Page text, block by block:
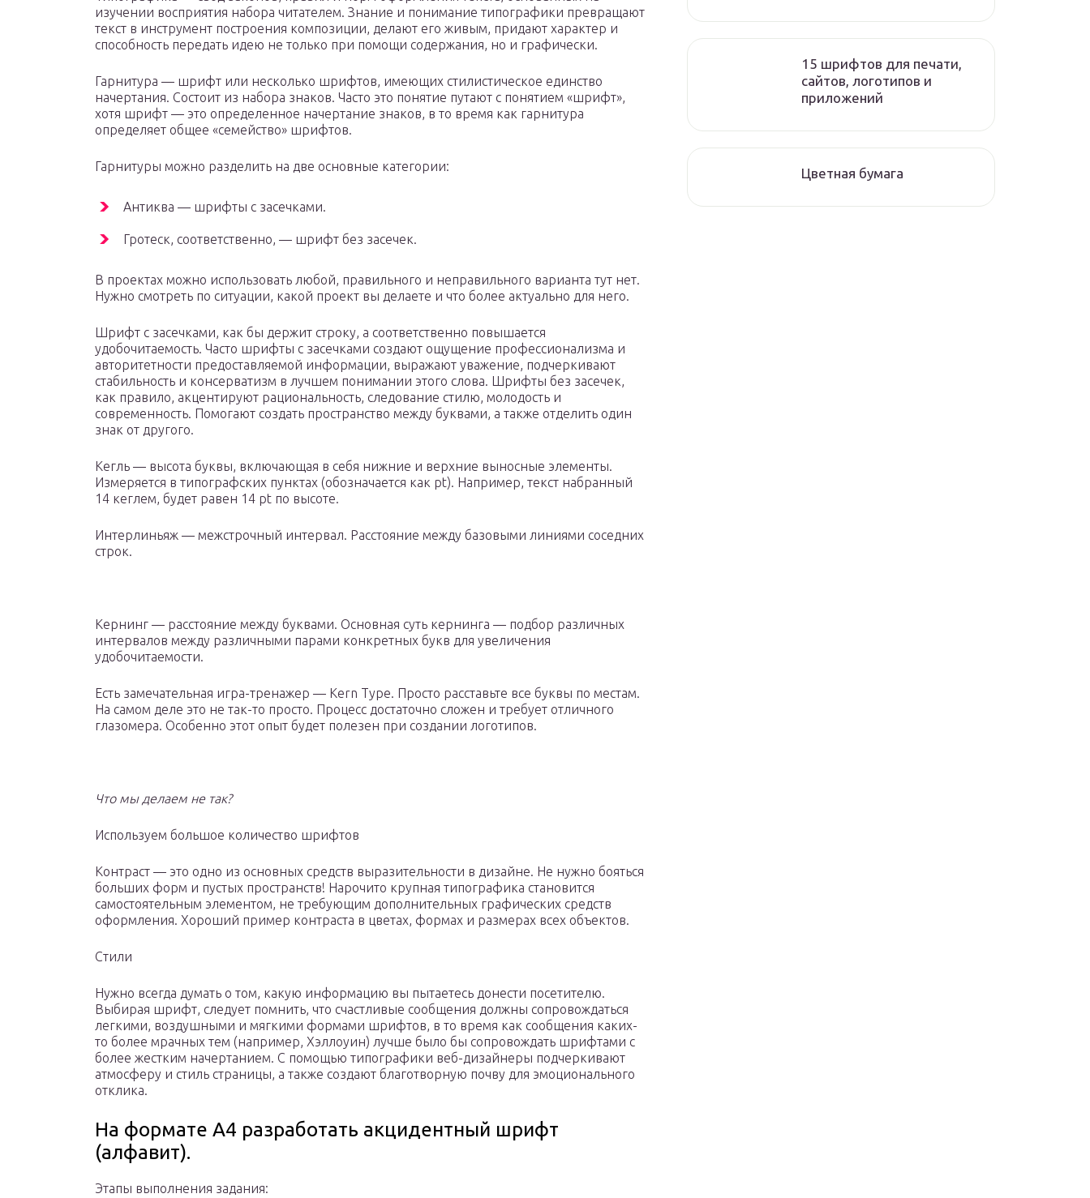
изучении восприятия набора читателем. Знание и понимание типографики превращают
текст в инструмент построения композиции, делают его живым, придают характер и
способность передать идею не только при помощи содержания, но и графически.
Гарнитура — шрифт или несколько шрифтов, имеющих стилистическое единство
начертания. Состоит из набора знаков. Часто это понятие путают с понятием «шрифт»,
хотя шрифт — это определенное начертание знаков, в то время как гарнитура
определяет общее «семейство» шрифтов.
Гарнитуры можно разделить на две основные категории:
Антиква — шрифты с засечками.
Гротеск, соответственно, — шрифт без засечек.
В проектах можно использовать любой, правильного и неправильного варианта тут нет.
Нужно смотреть по ситуации, какой проект вы делаете и что более актуально для него.
Шрифт с засечками, как бы держит строку, а соответственно повышается
удобочитаемость. Часто шрифты с засечками создают ощущение профессионализма и
авторитетности предоставляемой информации, выражают уважение, подчеркивают
стабильность и консерватизм в лучшем понимании этого слова. Шрифты без засечек,
как правило, акцентируют рациональность, следование стилю, молодость и
современность. Помогают создать пространство между буквами, а также отделить один
знак от другого.
Кегль — высота буквы, включающая в себя нижние и верхние выносные элементы.
Измеряется в типографских пунктах (обозначается как pt). Например, текст набранный
14 кеглем, будет равен 14 pt по высоте.
Интерлиньяж — межстрочный интервал. Расстояние между базовыми линиями соседних
строк.
Кернинг — расстояние между буквами. Основная суть кернинга — подбор различных
интервалов между различными парами конкретных букв для увеличения
удобочитаемости.
Есть замечательная игра-тренажер — Kern Type. Просто расставьте все буквы по местам.
На самом деле это не так-то просто. Процесс достаточно сложен и требует отличного
глазомера. Особенно этот опыт будет полезен при создании логотипов.
Что мы делаем не так?
Используем большое количество шрифтов
Контраст — это одно из основных средств выразительности в дизайне. Не нужно бояться
больших форм и пустых пространств! Нарочито крупная типографика становится
самостоятельным элементом, не требующим дополнительных графических средств
оформления. Хороший пример контраста в цветах, формах и размерах всех объектов.
Стили
Нужно всегда думать о том, какую информацию вы пытаетесь донести посетителю.
Выбирая шрифт, следует помнить, что счастливые сообщения должны сопровождаться
легкими, воздушными и мягкими формами шрифтов, в то время как сообщения каких-
то более мрачных тем (например, Хэллоуин) лучше было бы сопровождать шрифтами с
более жестким начертанием. С помощью типографики веб-дизайнеры подчеркивают
атмосферу и стиль страницы, а также создают благотворную почву для эмоционального
отклика.
На формате А4 разработать акцидентный шрифт
(алфавит).
Этапы выполнения задания:
15 шрифтов для печати,
сайтов, логотипов и
приложений
Цветная бумага